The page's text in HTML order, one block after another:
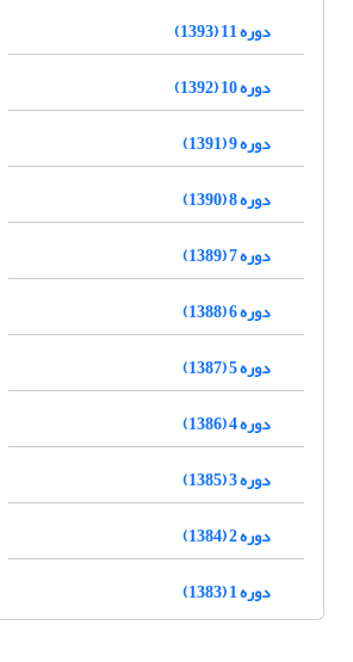
دوره 11 (1393)
دوره 10 (1392)
دوره 9 (1391)
دوره 8 (1390)
دوره 7 (1389)
دوره 6 (1388)
دوره 5 (1387)
دوره 4 (1386)
دوره 3 (1385)
دوره 2 (1384)
دوره 1 (1383)